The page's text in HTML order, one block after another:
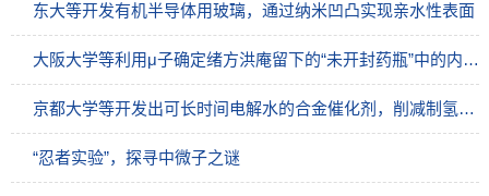
东大等开发有机半导体用玻璃，通过纳米凹凸实现亲水性表面
大阪大学等利用μ子确定绪方洪庵留下的“未开封药瓶”中的内容物
京都大学等开发出可长时间电解水的合金催化剂，削减制氢成本
“忍者实验”，探寻中微子之谜